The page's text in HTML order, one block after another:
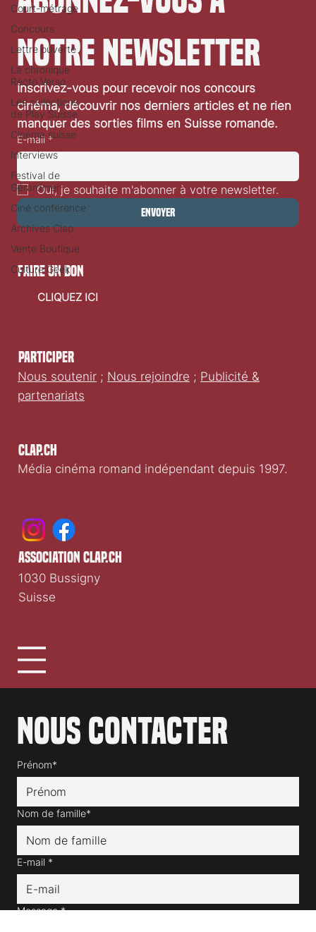
Court-métrage
Concours
Lettre ouverte
La chronique
Recto Verso
Les collections
de Play Suisse
Cinéma suisse
Interviews
Festival de
Gérardmer
Ciné conférence
Archives Clap
Vente Boutique
Culture Geek
Abonnez-vous à
notre newsletter
Inscrivez-vous pour recevoir nos concours
cinéma, découvrir nos derniers articles et ne rien
manquer des sorties films en Suisse romande.
E-mail *
Oui, je souhaite m'abonner à votre newsletter.
Clap.ch
Participer
Nous soutenir
Nous contacter
Prénom*
Nom de famille*
E-mail *
faire un don
association clap.ch
1030 Bussigny